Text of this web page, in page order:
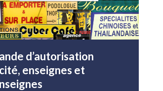
d’autorisation
enseignes et